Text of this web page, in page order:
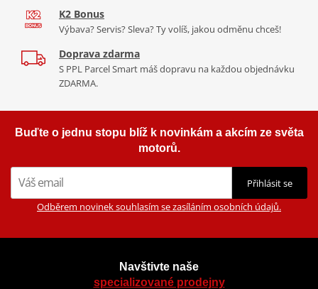
K2 Bonus
Výbava? Servis? Sleva? Ty volíš, jakou odměnu chceš!
Doprava zdarma
S PPL Parcel Smart máš dopravu na každou objednávku
ZDARMA.
Buďte o jednu stopu blíž k novinkám a akcím ze světa
motorů.
Přihlásit se
Odběrem novinek souhlasím se zasíláním osobních údajů.
Navštivte naše
specializované prodejny